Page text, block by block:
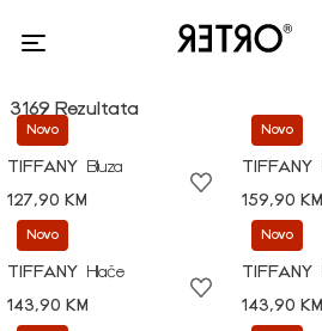
3169 Rezultata
Novo
TIFFANY
Bluza
127,90 KM
Novo
TIFFANY
159,90 KM
Novo
TIFFANY
Hlače
143,90 KM
Novo
TIFFANY
143,90 KM